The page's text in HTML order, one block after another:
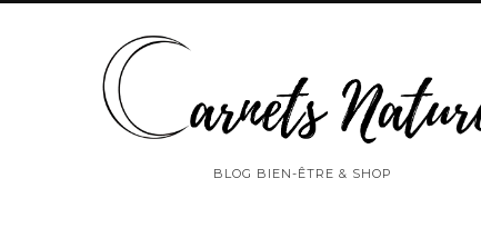
BLOG BIEN-ÊTRE & SHOP